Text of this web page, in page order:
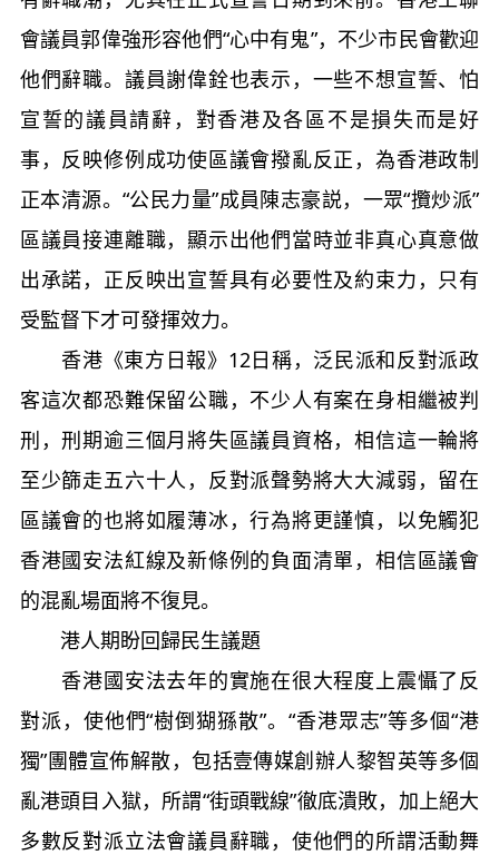
會議員郭偉強形容他們“心中有鬼”，不少市民會歡迎
他們辭職。議員謝偉銓也表示，一些不想宣誓、怕
宣誓的議員請辭，對香港及各區不是損失而是好
事，反映修例成功使區議會撥亂反正，為香港政制
正本清源。“公民力量”成員陳志豪説，一眾“攬炒派”
區議員接連離職，顯示出他們當時並非真心真意做
出承諾，正反映出宣誓具有必要性及約束力，只有
受監督下才可發揮效力。
香港《東方日報》12日稱，泛民派和反對派政
客這次都恐難保留公職，不少人有案在身相繼被判
刑，刑期逾三個月將失區議員資格，相信這一輪將
至少篩走五六十人，反對派聲勢將大大減弱，留在
區議會的也將如履薄冰，行為將更謹慎，以免觸犯
香港國安法紅線及新條例的負面清單，相信區議會
的混亂場面將不復見。
港人期盼回歸民生議題
香港國安法去年的實施在很大程度上震懾了反
對派，使他們“樹倒猢猻散”。“香港眾志”等多個“港
獨”團體宣佈解散，包括壹傳媒創辦人黎智英等多個
亂港頭目入獄，所謂“街頭戰線”徹底潰敗，加上絕大
多數反對派立法會議員辭職，使他們的所謂活動舞